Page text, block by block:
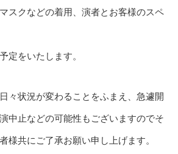
スクなどの着用、演者とお客様のスペ
定をいたします。
々状況が変わることをふまえ、急遽開
中止などの可能性もございますのでそ
様共にご了承お願い申し上げます。